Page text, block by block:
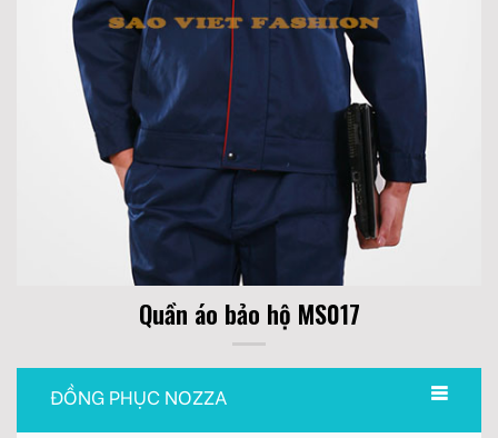
Quần áo bảo hộ MS017
ĐỒNG PHỤC NOZZA